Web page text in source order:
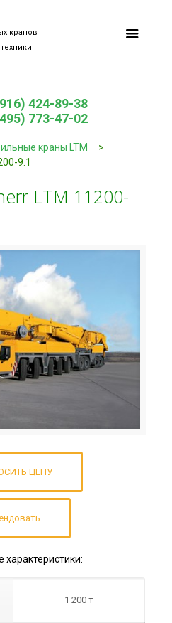
кранов
424-89-38
773-47-02
краны LTM
>
9.1
LTM 11200-
ЦЕНУ
характеристики:
1 200 т